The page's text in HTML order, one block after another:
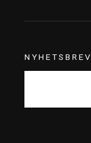
NYHETSBREV